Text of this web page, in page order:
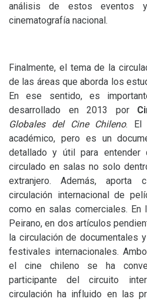
análisis de estos
cinematografía nacional.
Finalmente, el tema de la
de las áreas que aborda los
En ese sentido, es
desarrollado en 2013 por
Globales del Cine Chileno. El
académico, pero es un
detallado y útil para
circulado en salas no solo
extranjero. Además, aporta
circulación internacional de
como en salas comerciales. En
Peirano, en dos artículos
la circulación de documentales
festivales internacionales.
el cine chileno se ha
participante del circuito
circulación ha influido en las